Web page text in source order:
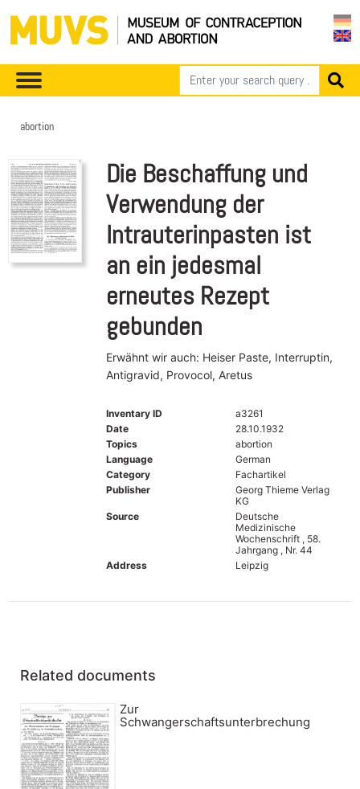
abortion
Die Beschaffung und
Verwendung der
Intrauterinpasten ist
an ein jedesmal
erneutes Rezept
gebunden
Erwähnt wir auch: Heiser Paste, Interruptin,
Antigravid, Provocol, Aretus
Inventary ID
a3261
Date
28.10.1932
Topics
abortion
Language
German
Category
Fachartikel
Publisher
Georg Thieme Verlag
KG
Source
Deutsche
Medizinische
Wochenschrift , 58.
Jahrgang , Nr. 44
Address
Leipzig
Related documents
Zur
Schwangerschaftsunterbrechung